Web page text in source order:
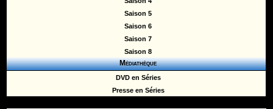
Saison 5
Saison 6
Saison 7
Saison 8
Médiathèque
DVD en Séries
Presse en Séries